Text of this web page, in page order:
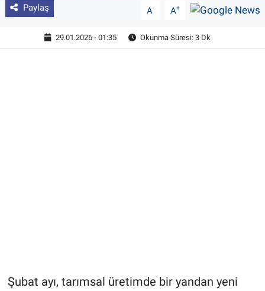
Paylaş A- A+
29.01.2026 - 01:35 Okunma Süresi: 3 Dk
Şubat ayı, tarımsal üretimde bir yandan yeni
Tahıllar ve Baklagiller
Tohum